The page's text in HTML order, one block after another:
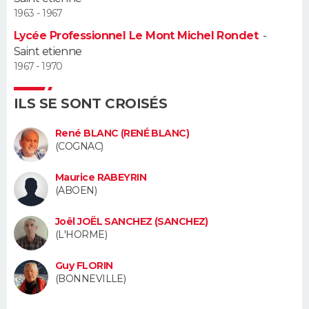
VOYAGE
PHOTO
GUIDES D'ACHAT
BONS PLANS
CARTE DE VOEUX
Carte de Noël
Carte Bonne année
Carte Saint-Valentin
Carte Pâques
Carte d'anniversaire
DICTIONNAIRE
Dictionnaire
Biographies
Citations
Expressions
Proverbes
PROGRAMME TV
S'inscrire
Se connecter
Lycées
Collèges
Primaires
Universités
Entreprises
Service militaire
Avis de recherche
AVIS DE DÉCÈS
1963 - 1967
Lycée Professionnel Le Mont Michel Rondet-
Saint etienne
1967 - 1970
ILS SE SONT CROISÉS
René BLANC (RENÉ BLANC)
(COGNAC)
Maurice RABEYRIN
(ABOEN)
Joël JOËL SANCHEZ (SANCHEZ)
(L'HORME)
Guy FLORIN
(BONNEVILLE)